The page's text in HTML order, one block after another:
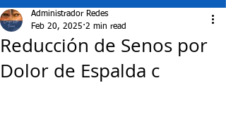
Reducción de Senos por
Dolor de Espalda c
Administrador Redes
Feb 20, 2025 2 min read